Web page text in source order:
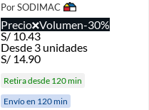
Por SODIMAC
Precio Volumen-30%
S/10.43
Desde 3 unidades
S/ 14.90
Retira desde 120 min
Envío en 120 min